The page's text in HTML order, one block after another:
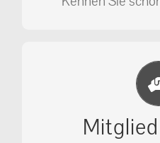
Jetzt
Unterstützen Sie